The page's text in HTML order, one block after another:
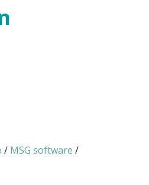
/ MSG software /